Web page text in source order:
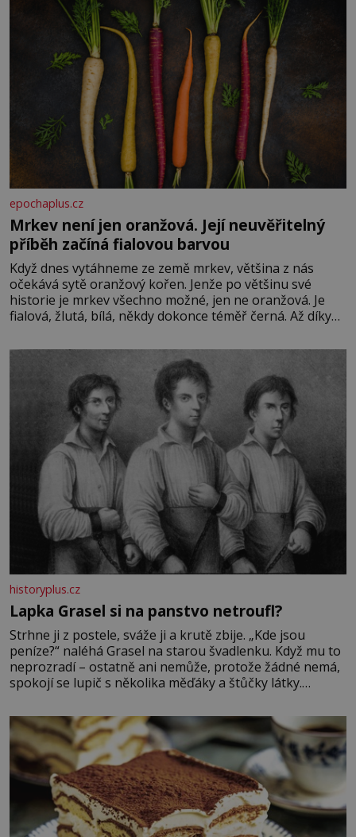
epochaplus.cz
Mrkev není jen oranžová. Její neuvěřitelný
příběh začíná fialovou barvou
Když dnes vytáhneme ze země mrkev, většina z nás
očekává sytě oranžový kořen. Jenže po většinu své
historie je mrkev všechno možné, jen ne oranžová. Je
fialová, žlutá, bílá, někdy dokonce téměř černá. Až díky
bez které si českou zahradu ani nedokážeme představit.
historyplus.cz
Lapka Grasel si na panstvo netroufl?
Strhne ji z postele, sváže ji a krutě zbije. „Kde jsou
peníze?“ naléhá Grasel na starou švadlenku. Když mu to
neprozradí – ostatně ani nemůže, protože žádné nemá,
spokojí se lupič s několika měďáky a štůčky látky.
krutý. Jeho činy budí hrůzu ještě dlouho po jeho smrti